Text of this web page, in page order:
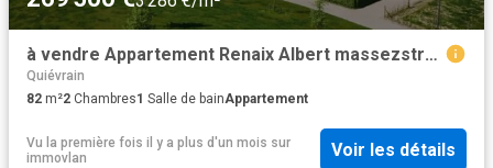
à vendre Appartement Renaix Albert massezstraat
Quiévrain
82 m²2 Chambres1 Salle de bainAppartement
Vu la première fois il y a plus d'un mois sur
immovlan
Voir les détails